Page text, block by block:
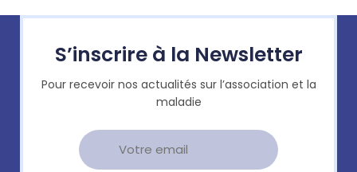
S’inscrire à la Newsletter
Pour recevoir nos actualités sur l’association et la
maladie